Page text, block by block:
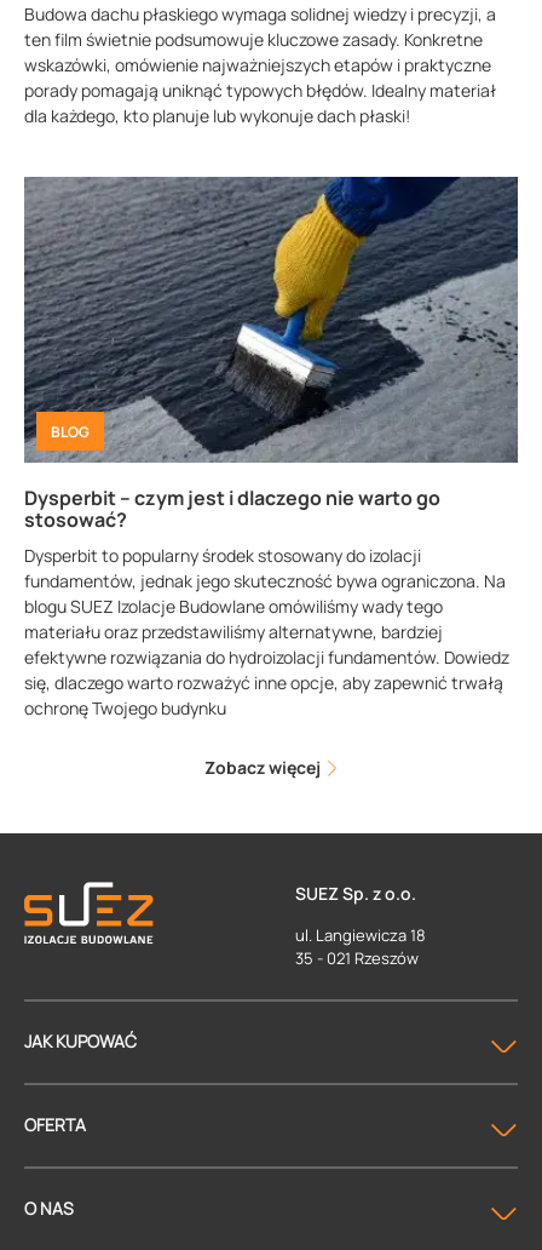
Budowa dachu płaskiego wymaga solidnej wiedzy i precyzji, a
ten film świetnie podsumowuje kluczowe zasady. Konkretne
wskazówki, omówienie najważniejszych etapów i praktyczne
porady pomagają uniknąć typowych błędów. Idealny materiał
dla każdego, kto planuje lub wykonuje dach płaski!
BLOG
Dysperbit – czym jest i dlaczego nie warto go
stosować?
Dysperbit to popularny środek stosowany do izolacji
fundamentów, jednak jego skuteczność bywa ograniczona. Na
blogu SUEZ Izolacje Budowlane omówiliśmy wady tego
materiału oraz przedstawiliśmy alternatywne, bardziej
efektywne rozwiązania do hydroizolacji fundamentów. Dowiedz
się, dlaczego warto rozważyć inne opcje, aby zapewnić trwałą
ochronę Twojego budynku
Zobacz więcej
SUEZ Sp. z o.o.
ul. Langiewicza 18
35 - 021 Rzeszów
JAK KUPOWAĆ
OFERTA
O NAS